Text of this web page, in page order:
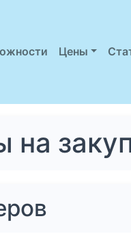
Цены
на